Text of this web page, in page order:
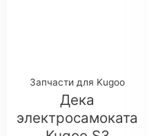
Запчасти для Kugoo
Дека
электросамоката